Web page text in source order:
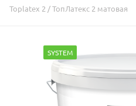
Toplatex 2 / ТопЛатекс 2 матовая
SYSTEM